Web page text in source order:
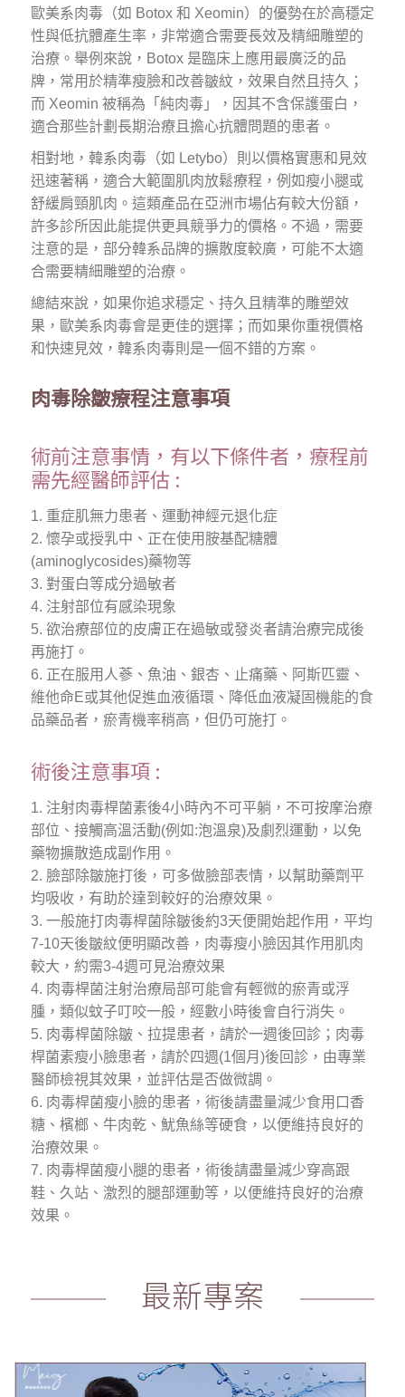
歐美系肉毒（如 Botox 和 Xeomin）的優勢在於高穩定
性與低抗體產生率，非常適合需要長效及精細雕塑的
治療。舉例來說，Botox 是臨床上應用最廣泛的品
牌，常用於精準瘦臉和改善皺紋，效果自然且持久；
而 Xeomin 被稱為「純肉毒」，因其不含保護蛋白，
適合那些計劃長期治療且擔心抗體問題的患者。
相對地，韓系肉毒（如 Letybo）則以價格實惠和見效
迅速著稱，適合大範圍肌肉放鬆療程，例如瘦小腿或
舒緩肩頸肌肉。這類產品在亞洲市場佔有較大份額，
許多診所因此能提供更具競爭力的價格。不過，需要
注意的是，部分韓系品牌的擴散度較廣，可能不太適
合需要精細雕塑的治療。
總結來說，如果你追求穩定、持久且精準的雕塑效
果，歐美系肉毒會是更佳的選擇；而如果你重視價格
和快速見效，韓系肉毒則是一個不錯的方案。
肉毒除皺療程注意事項
術前注意事情，有以下條件者，療程前
需先經醫師評估 :
1. 重症肌無力患者、運動神經元退化症
2. 懷孕或授乳中、正在使用胺基配糖體
(aminoglycosides)藥物等
3. 對蛋白等成分過敏者
4. 注射部位有感染現象
5. 欲治療部位的皮膚正在過敏或發炎者請治療完成後
再施打。
6. 正在服用人蔘、魚油、銀杏、止痛藥、阿斯匹靈、
維他命E或其他促進血液循環、降低血液凝固機能的食
品藥品者，瘀青機率稍高，但仍可施打。
術後注意事項 :
1. 注射肉毒桿菌素後4小時內不可平躺，不可按摩治療
部位、接觸高溫活動(例如:泡溫泉)及劇烈運動，以免
藥物擴散造成副作用。
2. 臉部除皺施打後，可多做臉部表情，以幫助藥劑平
均吸收，有助於達到較好的治療效果。
3. 一般施打肉毒桿菌除皺後約3天便開始起作用，平均
7-10天後皺紋便明顯改善，肉毒瘦小臉因其作用肌肉
較大，約需3-4週可見治療效果
4. 肉毒桿菌注射治療局部可能會有輕微的瘀青或浮
腫，類似蚊子叮咬一般，經數小時後會自行消失。
5. 肉毒桿菌除皺、拉提患者，請於一週後回診；肉毒
桿菌素瘦小臉患者，請於四週(1個月)後回診，由專業
醫師檢視其效果，並評估是否做微調。
6. 肉毒桿菌瘦小臉的患者，術後請盡量減少食用口香
糖、檳榔、牛肉乾、魷魚絲等硬食，以便維持良好的
治療效果。
7. 肉毒桿菌瘦小腿的患者，術後請盡量減少穿高跟
鞋、久站、激烈的腿部運動等，以便維持良好的治療
效果。
最新專案